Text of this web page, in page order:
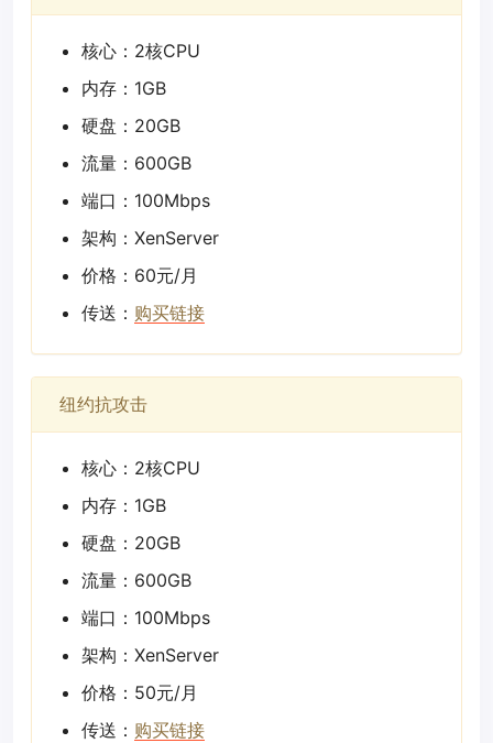
核心：2核CPU
内存：1GB
硬盘：20GB
流量：600GB
端口：100Mbps
架构：XenServer
价格：60元/月
传送： 购买链接
纽约抗攻击
核心：2核CPU
内存：1GB
硬盘：20GB
流量：600GB
端口：100Mbps
架构：XenServer
价格：50元/月
传送： 购买链接